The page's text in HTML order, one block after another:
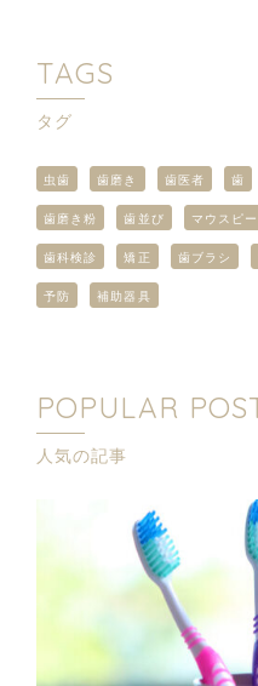
TAGS
タグ
虫歯 歯磨き 歯医者 歯
歯磨き粉 歯並び マウスピ
歯科検診 矯正 歯ブラシ
予防 補助器具
POPULAR
人気の記事